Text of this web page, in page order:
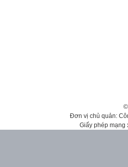
Đơn vị chủ quản:
Giấy phép mạng